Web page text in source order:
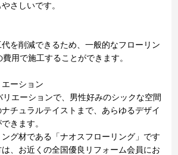
さしいです。
を削減できるため、一般的なフローリン
用で施工することができます。
ーション
エーションで、男性好みのシックな空間
チュラルテイストまで、あらゆるデザイ
きます。
グ材である「ナオスフローリング」です
、お近くの全国優良リフォーム会員にお